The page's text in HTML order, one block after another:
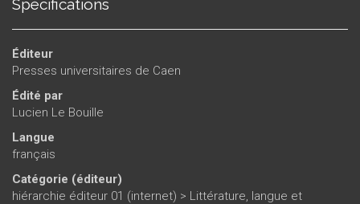
Spécifications
Éditeur
Presses universitaires de Caen
Édité par
Lucien Le Bouille
Langue
français
Catégorie (éditeur)
hiérarchie éditeur 01 (internet) > Littérature, langue et